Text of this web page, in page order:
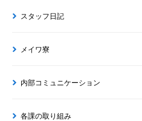
スタッフ日記
メイワ寮
内部コミュニケーション
各課の取り組み